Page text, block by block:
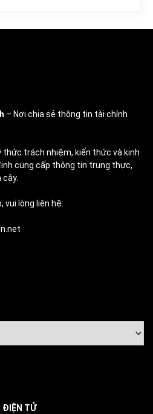
– Nơi chia sẻ thông tin tài chính
thức trách nhiệm, kiến thức và kinh
cung cấp thông tin trung thực,
cậy.
vui lòng liên hệ:
ĐIỆN TỬ